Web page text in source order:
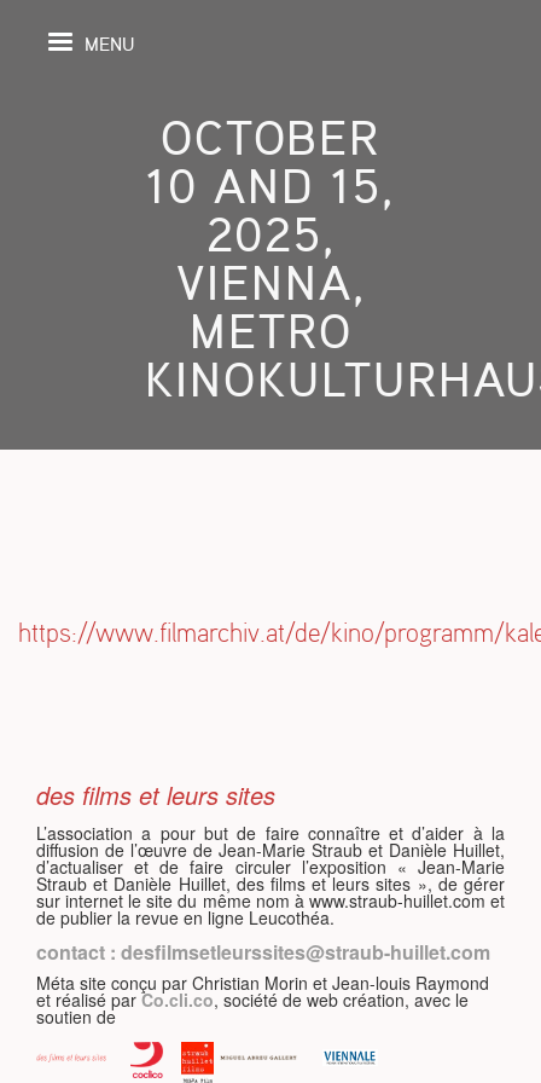
MENU
OCTOBER
10 AND 15,
2025,
VIENNA,
METRO
https://www.filmarchiv.at/de/kino/programm/
des films et leurs sites
L’association a pour but de faire connaître et d’aider à la
diffusion de l’œuvre de Jean-Marie Straub et Danièle Huillet,
d’actualiser et de faire circuler l’exposition « Jean-Marie
Straub et Danièle Huillet, des films et leurs sites », de gérer
sur internet le site du même nom à www.straub-huillet.com et
de publier la revue en ligne Leucothéa.
contact : desfilmsetleurssites@straub-huillet.com
Méta site conçu par Christian Morin et Jean-louis Raymond
et réalisé par Co.cli.co, société de web création, avec le
soutien de